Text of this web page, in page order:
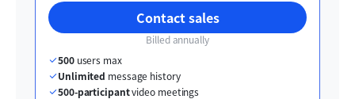
Contact sales
Billed annually
500 users max
Unlimited message history
500-participant video meetings